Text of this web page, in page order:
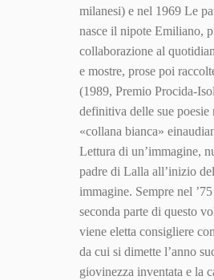
milanesi) e nel 1969 Le
nasce il nipote Emiliano,
collaborazione al
e mostre, prose poi
(1989, Premio Procida-
definitiva delle sue
«collana bianca»
Lettura di un’immagine,
padre di Lalla all’inizio
immagine. Sempre nel
seconda parte di questo
viene eletta consigliere
da cui si dimette l’anno
giovinezza inventata e la